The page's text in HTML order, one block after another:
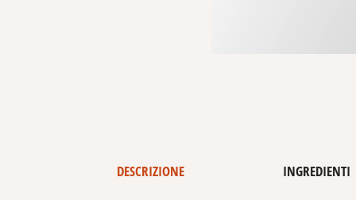
DESCRIZIONE INGREDIENTI